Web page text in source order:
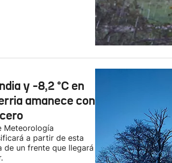
y -8,2 °C en
amanece con
Meteorología
a partir de esta
de un frente que llegará